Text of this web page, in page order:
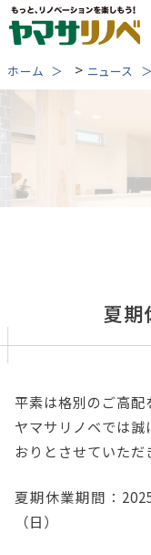
Skip
to
ホーム > ニュース
夏期
平素は格別のご高配
ヤマサリノベでは
おりとさせていただ
夏期休業期間：
（日）